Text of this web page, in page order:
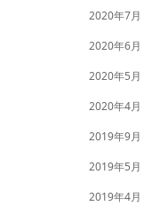
2020年7月
2020年6月
2020年5月
2020年4月
2019年9月
2019年5月
2019年4月